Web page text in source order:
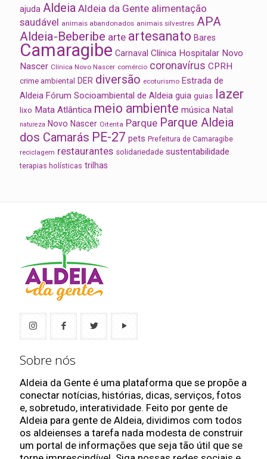
ajuda Aldeia Aldeia da Gente alimentação
saudável animais abandonados animais silvestres APA
Aldeia-Beberibe arte artesanato Bares
Camaragibe Carnaval Clínica Hospitalar Novo
Nascer Clínica Novo Nascer comércio coronavírus CPRH
crime ambiental DER diversão ecoturismo Estrada de
Aldeia Fórum Socioambiental de Aldeia guia guias lazer
lixo Mata Atlântica meio ambiente música Natal
natureza Novo Nascer Oitenta Parque Parque Aldeia
dos Camarás PE-27 pets Prefeitura de Camaragibe
reciclagem restaurantes solidariedade sustentabilidade
terapias holísticas trilhas
Sobre nós
Aldeia da Gente é uma plataforma que se propõe a
conectar notícias, histórias, dicas, serviços, fotos
e, sobretudo, interatividade. Feito por gente de
Aldeia para gente de Aldeia, dividimos com todos
os aldeienses a tarefa nada modesta de construir
um portal de informações que seja tão útil que se